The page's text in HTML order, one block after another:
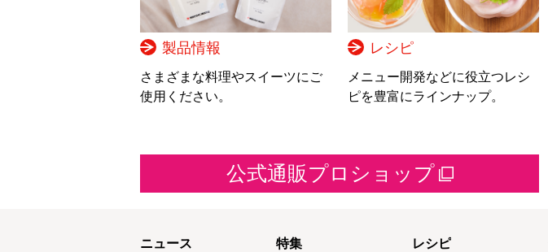
製品情報
さまざまな料理やスイーツにご
使用ください。
レシピ
メニュー開発などに役立つレシ
ピを豊富にラインナップ。
公式通販プロショップ
ニュース 特集 レシピ